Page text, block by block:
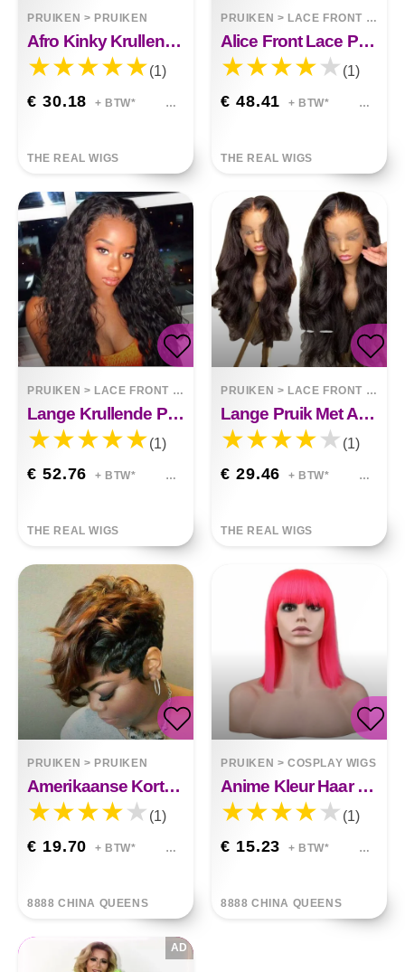
PRUIKEN > PRUIKEN
Afro Kinky Krullend Haar Pruiken Afro Kinky Krullend Haar Pruiken Kayla
(1)
€ 30.18 + BTW*
THE REAL WIGS
PRUIKEN > LACE FRONT WIGS
Alice Front Lace Pruik
(1)
€ 48.41 + BTW*
THE REAL WIGS
PRUIKEN > LACE FRONT WIGS
Lange Krullende Pruik Van Allison Front Lace
(1)
€ 52.76 + BTW*
THE REAL WIGS
PRUIKEN > LACE FRONT WIGS
Lange Pruik Met Amerikaanse Chemische Vezels Aan De Voorkant
(1)
€ 29.46 + BTW*
THE REAL WIGS
PRUIKEN > PRUIKEN
Amerikaanse Korte Zwartbruin Gemengde Schuine Pony Kort Krullend Haar Pruik
(1)
€ 19.70 + BTW*
8888 CHINA QUEENS
PRUIKEN >COSPLAY WIGS
Anime Kleur Haar Cosplay Pruik
(1)
€ 15.23 + BTW*
8888 CHINA QUEENS
AD